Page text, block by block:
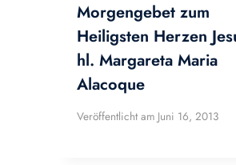
Morgengebet zum
Heiligsten Herzen
hl. Margareta Maria
Alacoque
Veröffentlicht am Juni 16, 2013